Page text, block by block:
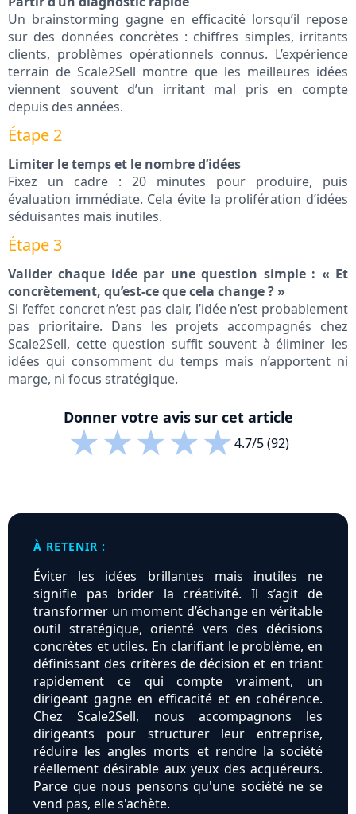
Un brainstorming gagne en efficacité lorsqu’il repose
sur des données concrètes : chiffres simples, irritants
clients, problèmes opérationnels connus. L’expérience
terrain de Scale2Sell montre que les meilleures idées
viennent souvent d’un irritant mal pris en compte
depuis des années.
Étape 2
Limiter le temps et le nombre d’idées
Fixez un cadre : 20 minutes pour produire, puis
évaluation immédiate. Cela évite la prolifération d’idées
séduisantes mais inutiles.
Étape 3
Valider chaque idée par une question simple : « Et
concrètement, qu’est-ce que cela change ? »
Si l’effet concret n’est pas clair, l’idée n’est probablement
pas prioritaire. Dans les projets accompagnés chez
Scale2Sell, cette question suffit souvent à éliminer les
idées qui consomment du temps mais n’apportent ni
marge, ni focus stratégique.
Donner votre avis sur cet article
★★★★★4.7/5 (92)
À RETENIR :
Éviter les idées brillantes mais inutiles ne
signifie pas brider la créativité. Il s’agit de
transformer un moment d’échange en véritable
outil stratégique, orienté vers des décisions
concrètes et utiles. En clarifiant le problème, en
définissant des critères de décision et en triant
rapidement ce qui compte vraiment, un
dirigeant gagne en efficacité et en cohérence.
Chez Scale2Sell, nous accompagnons les
dirigeants pour structurer leur entreprise,
réduire les angles morts et rendre la société
réellement désirable aux yeux des acquéreurs.
Parce que nous pensons qu'une société ne se
vend pas, elle s'achète.